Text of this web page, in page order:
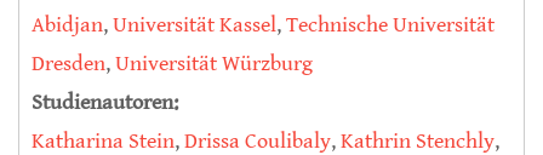
Abidjan,Universität Kassel,Technische Universität
Dresden,Universität Würzburg
Studienautoren:
Katharina Stein,Drissa Coulibaly,Kathrin Stenchly,